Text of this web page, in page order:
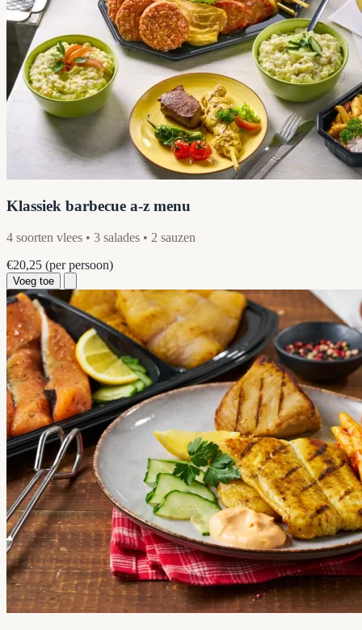
Klassiek barbecue a-z menu
4 soorten vlees • 3 salades • 2 sauzen
€20,25 (per persoon)
Voeg toe